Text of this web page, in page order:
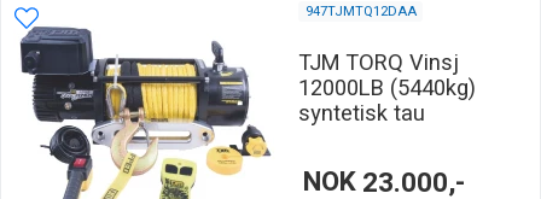
947TJMTQ12DAA
TJM TORQ Vinsj
12000LB (5440kg)
syntetisk tau
NOK23.000,-